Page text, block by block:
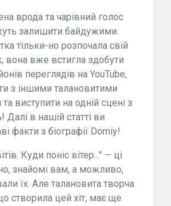
врода та чарівний голос
залишити байдужими.
тільки-но розпочала свій
вона вже встигла здобути
переглядів на YouTube,
з іншими талановитими
виступити на одній сцені з
в нашій статті ви
факти з біографії Domiy!
Куди поніс вітер..." — ці
знайомі вам, а можливо,
їх. Але талановита творча
створила цей хіт, має ще